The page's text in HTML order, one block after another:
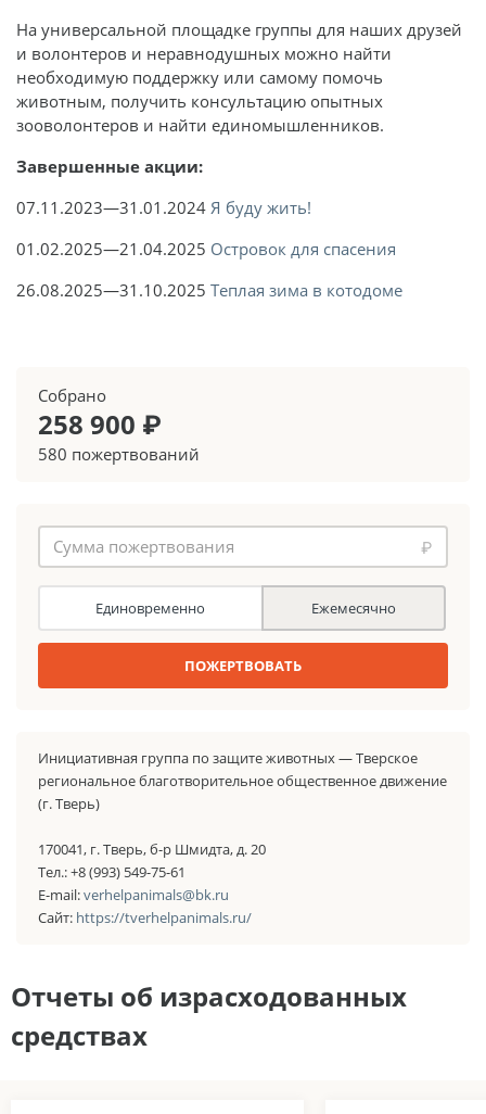
На универсальной площадке группы для наших друзей
и волонтеров и неравнодушных можно найти
необходимую поддержку или самому помочь
животным, получить консультацию опытных
зооволонтеров и найти единомышленников.
Завершенные акции:
07.11.2023—31.01.2024 Я буду жить!
01.02.2025—21.04.2025 Островок для спасения
26.08.2025—31.10.2025 Теплая зима в котодоме
Собрано
258 900 ₽
580 пожертвований
₽
Единовременно Ежемесячно
ПОЖЕРТВОВАТЬ
Инициативная группа по защите животных — Тверское
региональное благотворительное общественное движение
(г. Тверь)
170041, г. Тверь, б-р Шмидта, д. 20
Тел.: +8 (993) 549-75-61
E-mail:verhelpanimals@bk.ru
Сайт: https://tverhelpanimals.ru/
Отчеты об израсходованных
средствах